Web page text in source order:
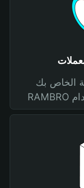
الخاص بك